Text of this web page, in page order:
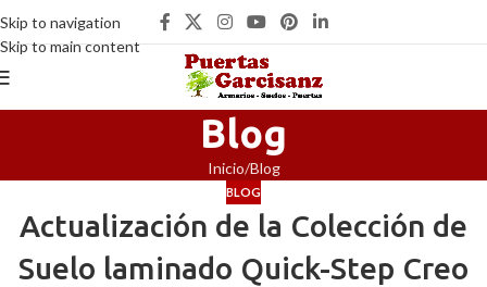
Skip to navigation
Skip to main content
Blog
Inicio Blog
BLOG
Actualización de la Colección de
Suelo laminado Quick-Step Creo